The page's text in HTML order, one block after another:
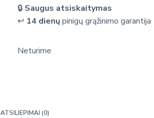
🔒 Saugus atsiskaitymas
↩️ 14 dienųpinigų grąžinimo garantija
Neturime
ATSILIEPIMAI (0)